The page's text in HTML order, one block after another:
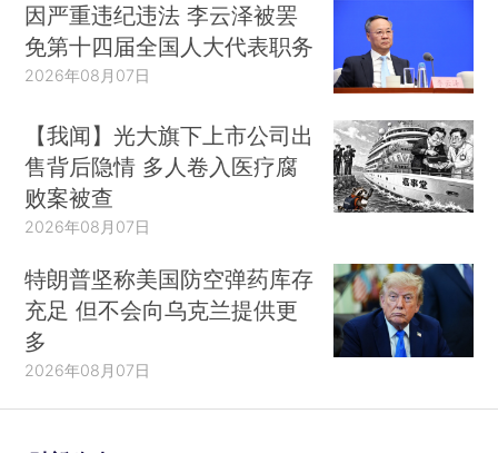
因严重违纪违法 李云泽被罢
免第十四届全国人大代表职务
2026年08月07日
【我闻】光大旗下上市公司出
售背后隐情 多人卷入医疗腐
败案被查
2026年08月07日
特朗普坚称美国防空弹药库存
充足 但不会向乌克兰提供更
多
2026年08月07日